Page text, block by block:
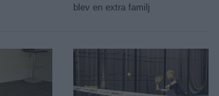
blev en extra familj